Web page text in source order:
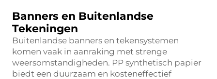
Banners en Buitenlandse
Tekeningen
Buitenlandse banners en tekensystemen
komen vaak in aanraking met strenge
weersomstandigheden. PP synthetisch papier
biedt een duurzaam en kosteneffectief